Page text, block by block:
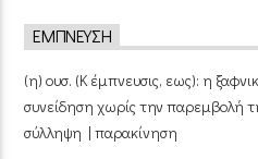
ΈΜΠΝΕΥΣΗ
(η) ουσ. (Κ έμπνευσις, εως): η
συνείδηση χωρίς την παρεμβολή
σύλληψη | παρακίνηση